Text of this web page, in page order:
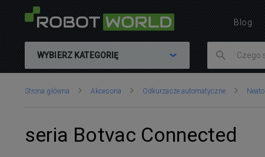
WYBIERZ KATEGORIĘ
Znajdujesz
Strona główna Akcesoria Odkurzacze automatyczne Neato
seria Botvac Connected
Blog